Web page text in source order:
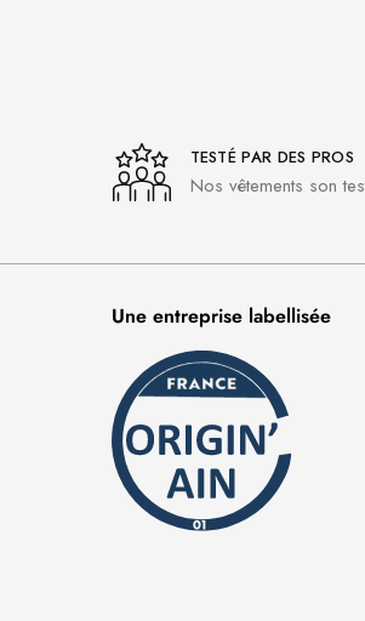
TESTÉ PAR DES PROS
Nos vêtements son
Une entreprise labellisée